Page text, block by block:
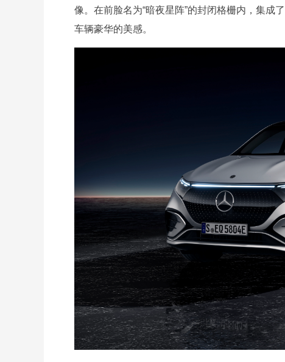
像。在前脸名为“暗夜星阵”的封闭格栅内，集成
车辆豪华的美感。